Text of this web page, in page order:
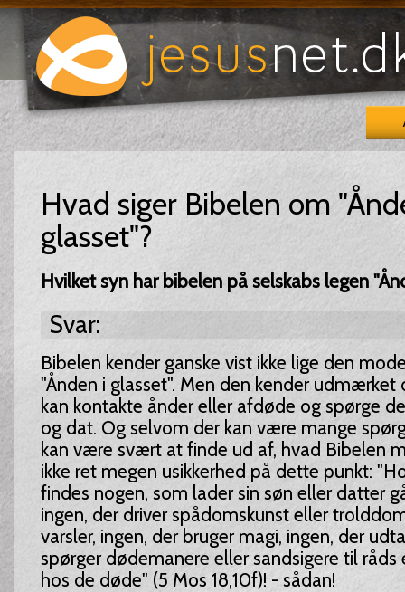
Hvad siger Bibelen om
glasset"?
Hvilket syn har bibelen på selskabs legen
Svar:
Bibelen kender ganske vist ikke lige den
"Ånden i glasset". Men den kender udmærket
kan kontakte ånder eller afdøde og spørge
og dat. Og selvom der kan være mange
kan være svært at finde ud af, hvad Bibelen
ikke ret megen usikkerhed på dette punkt:
findes nogen, som lader sin søn eller datter
ingen, der driver spådomskunst eller
varsler, ingen, der bruger magi, ingen, der
spørger dødemanere eller sandsigere til råds
hos de døde" (5 Mos 18,10f)! - sådan!